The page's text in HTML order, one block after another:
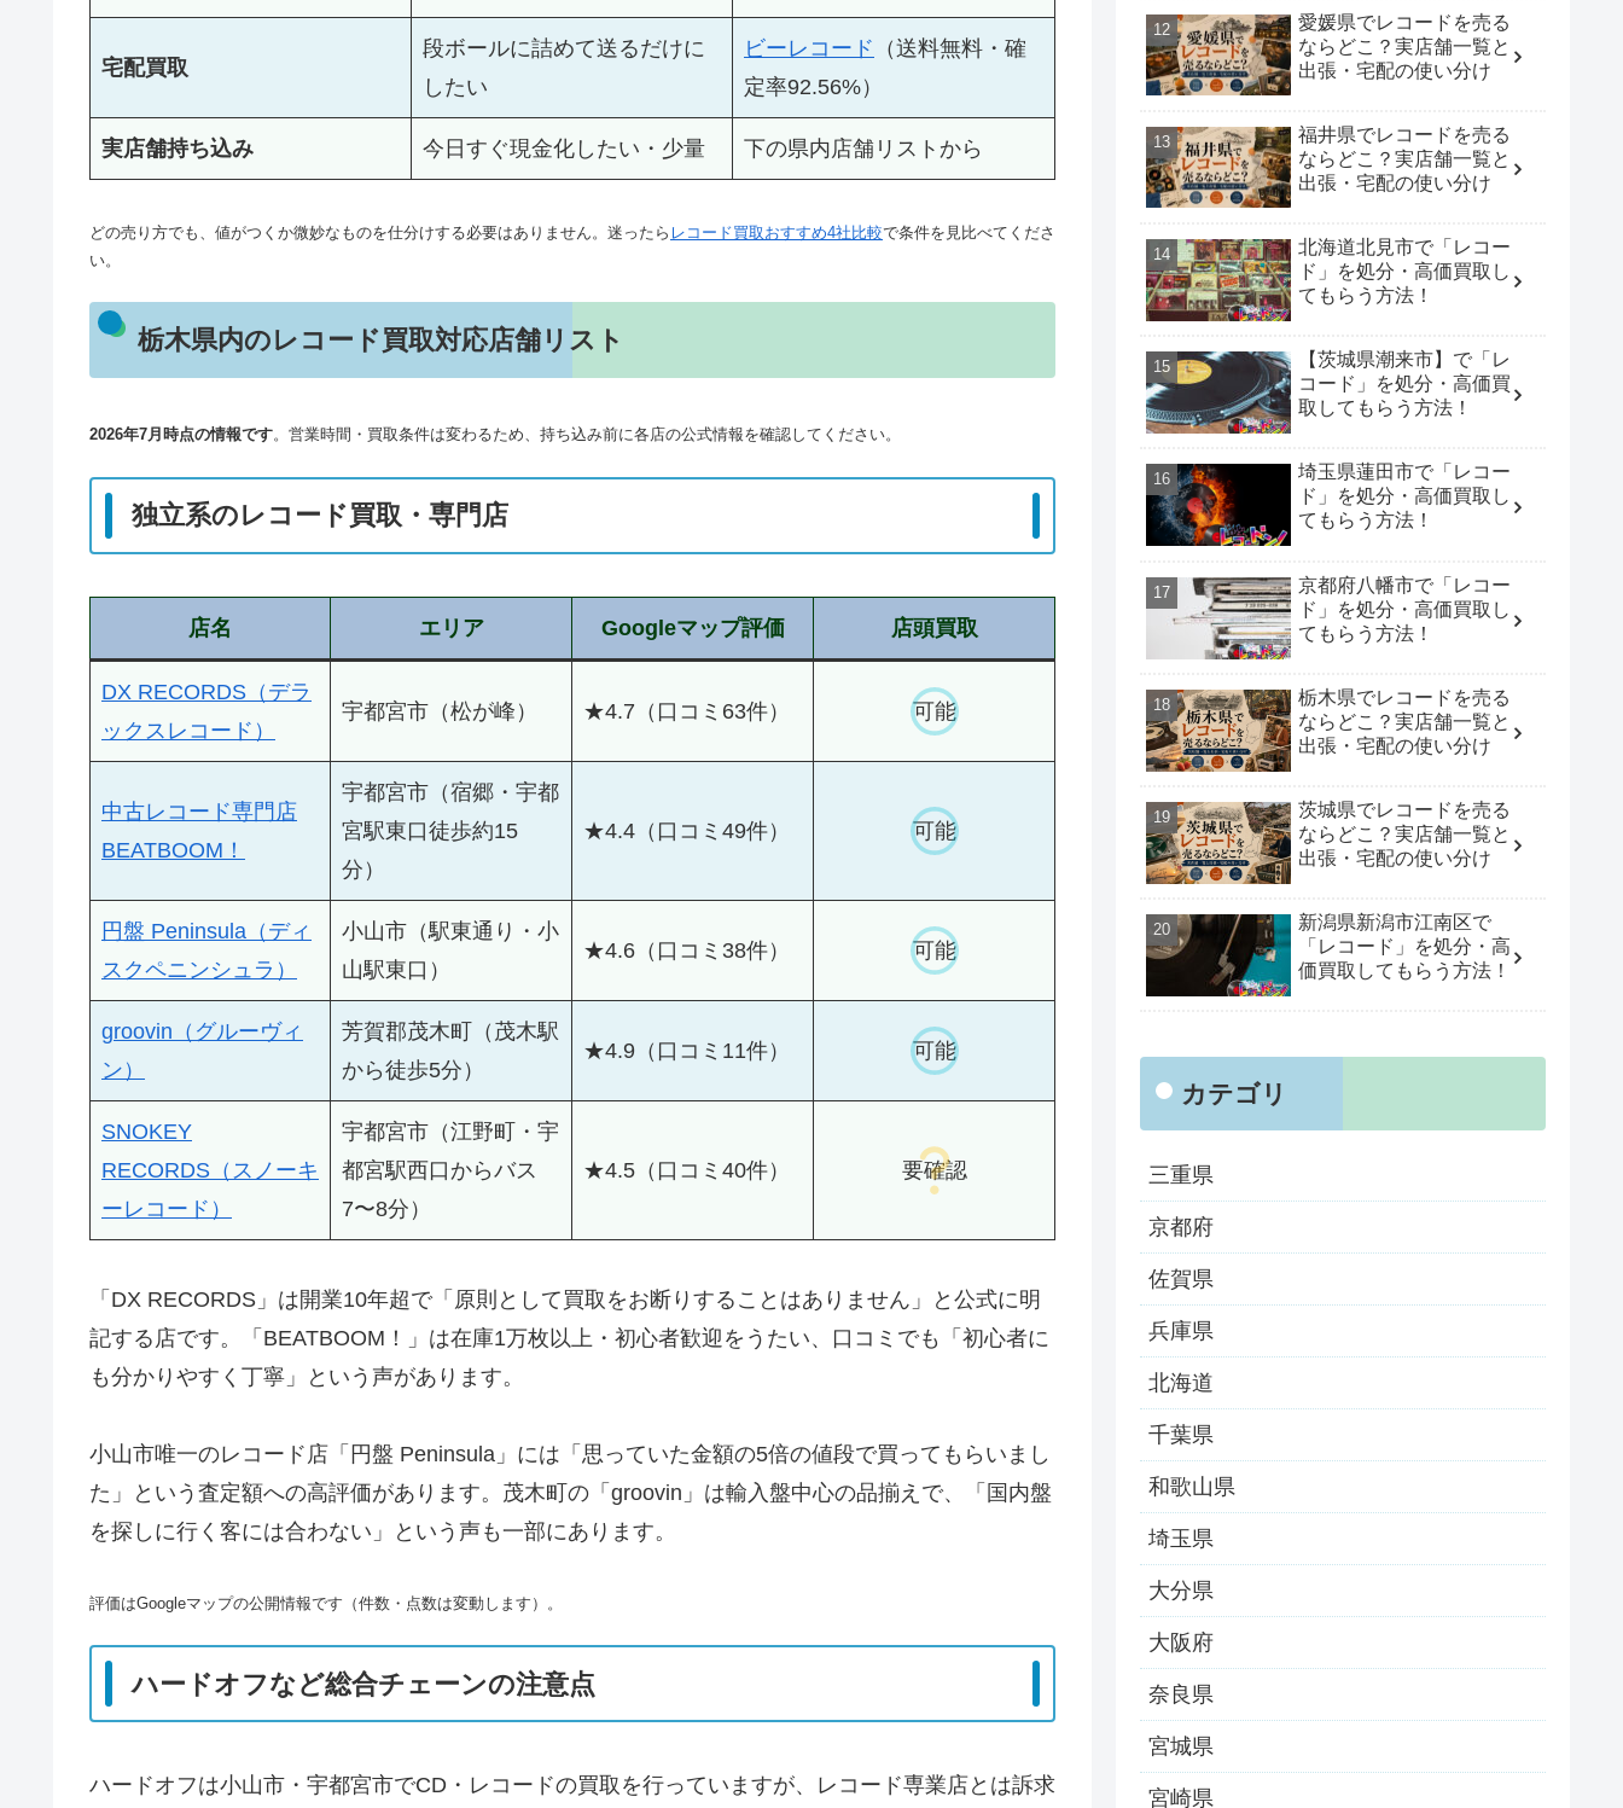
宅配買取
段ボールに詰めて送るだけに
したい
ビーレコード （送料無料・確
定率92.56%）
実店舗持ち込み 今日すぐ現金化したい・少量 下の県内店舗リストから
どの売り方でも、値がつくか微妙なものを仕分けする必要はありません。迷ったら レコード買取おすすめ4社比較で条件を見比べてくださ
い。
栃木県内のレコード買取対応店舗リスト
2026年7月時点の情報です。営業時間・買取条件は変わるため、持ち込み前に各店の公式情報を確認してください。
独立系のレコード買取・専門店
店名 エリア Googleマップ評価 店頭買取
DX RECORDS（デラ
ックスレコード）
宇都宮市（松が峰） ★4.7（口コミ63件） 可能
中古レコード専門店
BEATBOOM！
宇都宮市（宿郷・宇都
宮駅東口徒歩約15
分）
★4.4（口コミ49件） 可能
円盤 Peninsula（ディ
スクペニンシュラ）
小山市（駅東通り・小
山駅東口）
★4.6（口コミ38件） 可能
groovin（グルーヴィ
ン）
芳賀郡茂木町（茂木駅
から徒歩5分）
★4.9（口コミ11件） 可能
SNOKEY
RECORDS（スノーキ
ーレコード）
宇都宮市（江野町・宇
都宮駅西口からバス
7〜8分）
★4.5（口コミ40件） 要確認
「DX RECORDS」は開業10年超で「原則として買取をお断りすることはありません」と公式に明
記する店です。「BEATBOOM！」は在庫1万枚以上・初心者歓迎をうたい、口コミでも「初心者に
も分かりやすく丁寧」という声があります。
小山市唯一のレコード店「円盤 Peninsula」には「思っていた金額の5倍の値段で買ってもらいまし
た」という査定額への高評価があります。茂木町の「groovin」は輸入盤中心の品揃えで、「国内盤
を探しに行く客には合わない」という声も一部にあります。
評価はGoogleマップの公開情報です（件数・点数は変動します）。
ハードオフなど総合チェーンの注意点
ハードオフは小山市・宇都宮市でCD・レコードの買取を行っていますが、レコード専業店とは訴求
愛媛県でレコードを売る
ならどこ？実店舗一覧と
出張・宅配の使い分け
福井県でレコードを売る
ならどこ？実店舗一覧と
出張・宅配の使い分け
北海道北見市で「レコー
ド」を処分・高価買取し
てもらう方法！
【茨城県潮来市】で「レ
コード」を処分・高価買
取してもらう方法！
埼玉県蓮田市で「レコー
ド」を処分・高価買取し
てもらう方法！
京都府八幡市で「レコー
ド」を処分・高価買取し
てもらう方法！
栃木県でレコードを売る
ならどこ？実店舗一覧と
出張・宅配の使い分け
茨城県でレコードを売る
ならどこ？実店舗一覧と
出張・宅配の使い分け
新潟県新潟市江南区で
「レコード」を処分・高
価買取してもらう方法！
カテゴリ
三重県
京都府
佐賀県
兵庫県
北海道
千葉県
和歌山県
埼玉県
大分県
大阪府
奈良県
宮城県
宮崎県